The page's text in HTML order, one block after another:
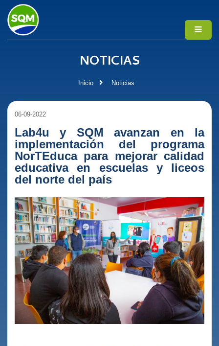
NOTICIAS
Inicio Noticias
06-09-2022
Lab4u y SQM avanzan en la
implementación del programa
NorTEduca para mejorar calidad
educativa en escuelas y liceos
del norte del país